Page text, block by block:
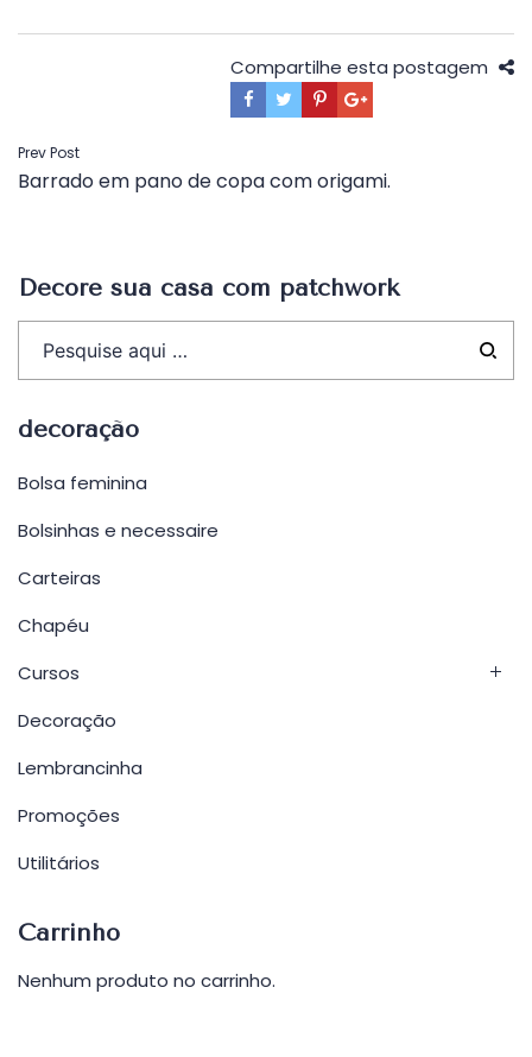
Compartilhe esta postagem
Navegação
de
Prev Post
Barrado em pano de copa com origami.
Decore sua casa com patchwork
decoração
Bolsa feminina
Bolsinhas e necessaire
Carteiras
Chapéu
Cursos
Decoração
Lembrancinha
Promoções
Utilitários
Carrinho
Nenhum produto no carrinho.